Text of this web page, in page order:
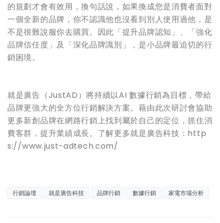
的規劃才會有效用，換句話說，如果換成您是消費者面對
一個全新的品牌，你不認識他也沒看到別人使用過他，是
不是很難說服你去購買。因此「提升品牌認知」、「強化
品牌信任度」及「深化品牌識別」，是小品牌最迫切的行
銷困境。
就是廣告（JustAD）將持續以AI 數據行銷為目標，帶給
品牌更強大的全方位行銷解決方案。藉由此次研討會協助
更多新創品牌在網路行銷上找到屬於自己的定位，抓住消
費客群，提升業績成長。了解更多就是廣告科技：http
s://www.just-adtech.com/
行銷論壇 就是廣告科技 品牌行銷 數據行銷 家電市場分析